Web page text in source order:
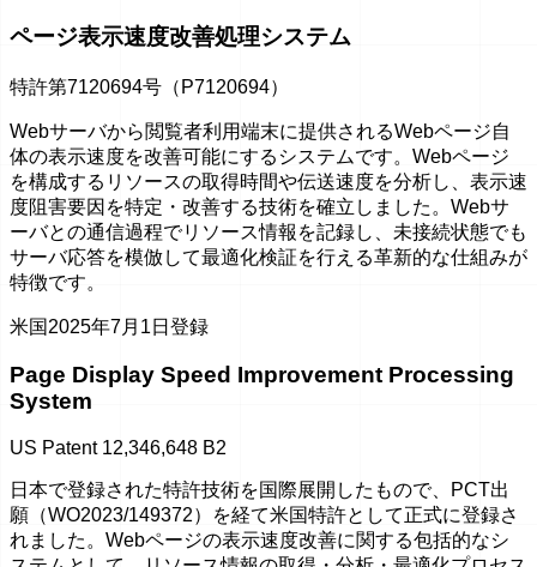
ページ表示速度改善処理システム
特許第7120694号（P7120694）
Webサーバから閲覧者利用端末に提供されるWebページ自
体の表示速度を改善可能にするシステムです。Webページ
を構成するリソースの取得時間や伝送速度を分析し、表示速
度阻害要因を特定・改善する技術を確立しました。Webサ
ーバとの通信過程でリソース情報を記録し、未接続状態でも
サーバ応答を模倣して最適化検証を行える革新的な仕組みが
特徴です。
米国2025年7月1日登録
Page Display Speed Improvement Processing
System
US Patent 12,346,648 B2
日本で登録された特許技術を国際展開したもので、PCT出
願（WO2023/149372）を経て米国特許として正式に登録さ
れました。Webページの表示速度改善に関する包括的なシ